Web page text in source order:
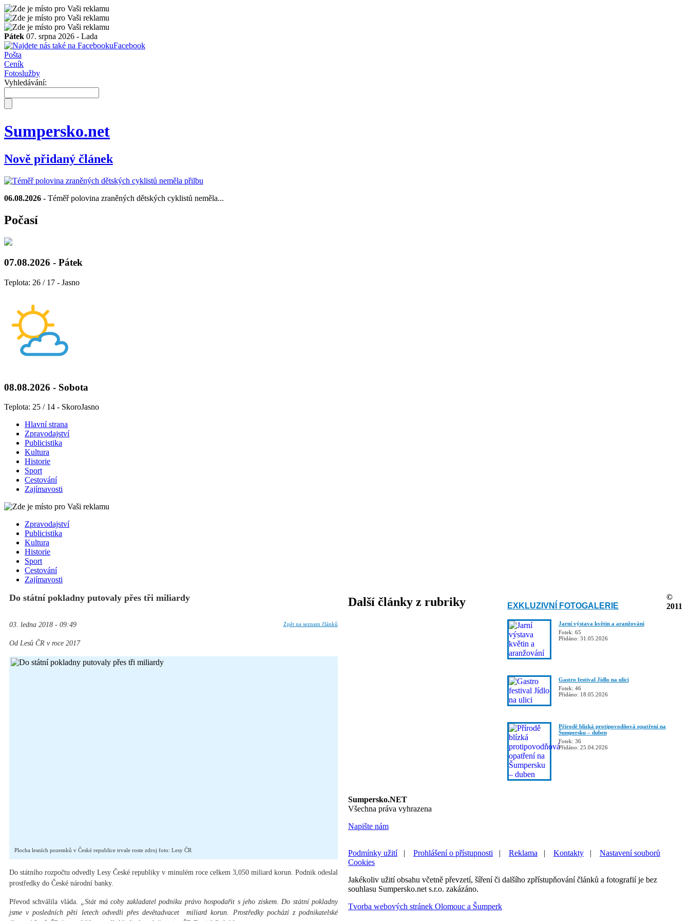
Pátek 07. srpna 2026 - Lada
Facebook
Pošta
Ceník
Fotoslužby
Vyhledávání:
Sumpersko.net
Nově přidaný článek
06.08.2026 - Téměř polovina zraněných dětských cyklistů neměla...
Počasí
07.08.2026 - Pátek
Teplota: 26 / 17 - Jasno
08.08.2026 - Sobota
Teplota: 25 / 14 - SkoroJasno
Hlavní strana
Zpravodajství
Publicistika
Kultura
Historie
Sport
Cestování
Zajímavosti
Zpravodajství
Publicistika
Kultura
Historie
Sport
Cestování
Zajímavosti
Do státní pokladny putovaly přes tři miliardy
03. ledna 2018 - 09:49 Zpět na seznam článků
Od Lesů ČR v roce 2017
Plocha lesních pozemků v České republice trvale roste zdroj foto: Lesy ČR
Do státního rozpočtu odvedly Lesy České republiky v minulém roce celkem 3,050 miliard korun. Podnik odeslal
prostředky do České národní banky.
Převod schválila vláda. „Stát má coby zakladatel podniku právo hospodařit s jeho ziskem. Do státní pokladny
jsme v posledních pěti letech odvedli přes devětadvacet miliard korun. Prostředky pochází z podnikatelské
Další články z rubriky EXKLUZIVNÍ FOTOGALERIE
Jarní výstava květin a aranžování
Fotek: 65
Přidáno: 31.05.2026
Gastro festival Jídlo na ulici
Fotek: 46
Přidáno: 18.05.2026
Přírodě blízká protipovodňová opatření na
Šumpersku – duben
Fotek: 36
Přidáno: 25.04.2026
©
2011
Sumpersko.NET
Všechna práva vyhrazena
Napište nám
Podmínky užití Prohlášení o přístupnosti Reklama Kontakty
Nastavení souborů
Cookies
Jakékoliv užití obsahu včetně převzetí, šíření či dalšího zpřístupňování článků a fotografií je bez
souhlasu Sumpersko.net s.r.o. zakázáno.
Tvorba webových stránek Olomouc a Šumperk